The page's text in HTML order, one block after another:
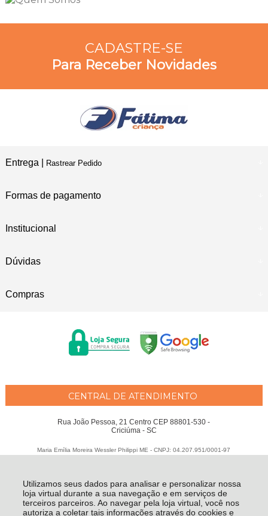
Utilizamos seus dados para analisar e personalizar nossa
loja virtual durante a sua navegação e em serviços de
terceiros parceiros. Ao navegar pela loja virtual, você nos
autoriza a coletar tais informações através do cookies e
CADASTRE-SE
Para Receber Novidades
Entrega | Rastrear Pedido
Formas de pagamento
Institucional
Dúvidas
Compras
CENTRAL DE ATENDIMENTO
Rua João Pessoa, 21 Centro CEP 88801-530 -
Criciúma - SC
Maria Emília Moreira Wessler Philippi ME - CNPJ: 04.207.951/0001-97